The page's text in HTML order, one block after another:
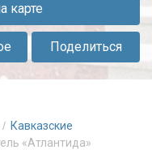
карте
Поделиться
Кавказские
«Атлантида»